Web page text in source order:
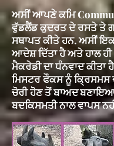
ਅਸੀਂ ਆਪਣੇ ਕਮਿ
ਵੁੱਡਲੈਂਡ ਕੁਦਰਤ ਦੇ ਰਸਤੇ ਤੇ
ਸਥਾਪਤ ਕੀਤੇ ਹਨ.ਅਸੀਂ ਇਕ
ਆਦੇਸ਼ ਦਿੱਤਾ ਹੈ ਅਤੇ ਹਾਲ ਹੀ
ਮੈਕਰੇਡੀ ਦਾ ਧੰਨਵਾਦ ਕੀਤਾ
ਮਿਸਟਰ ਫੌਕਸ ਨੂੰ ਕ੍ਰਿਸਮਸ
ਚੋਰੀ ਹੋਣ ਤੋਂ ਬਾਅਦ
ਬਦਕਿਸਮਤੀ ਨਾਲ ਵਾਪਸ